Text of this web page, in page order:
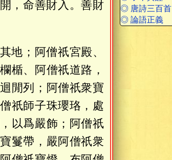
◎ 唐詩三百首
◎ 論語正義
，命善財入。善財
地；阿僧祇宮殿、
楯、阿僧祇道路，
閒列；阿僧祇衆寶
祇師子珠瓔珞，處
以爲嚴飾；阿僧祇
鬘帶，嚴阿僧祇衆